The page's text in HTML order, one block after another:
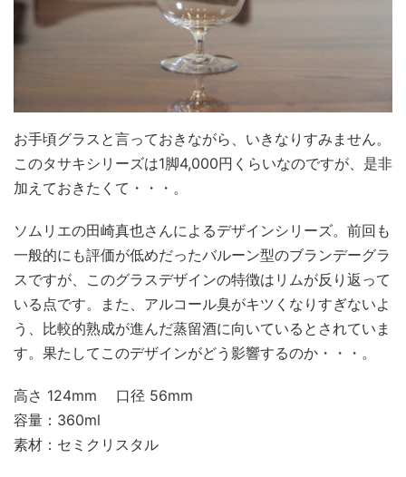
お手頃グラスと言っておきながら、いきなりすみません。
このタサキシリーズは1脚4,000円くらいなのですが、是非
加えておきたくて・・・。
ソムリエの田崎真也さんによるデザインシリーズ。前回も
一般的にも評価が低めだったバルーン型のブランデーグラ
スですが、このグラスデザインの特徴はリムが反り返って
いる点です。また、アルコール臭がキツくなりすぎないよ
う、比較的熟成が進んだ蒸留酒に向いているとされていま
す。果たしてこのデザインがどう影響するのか・・・。
高さ 124mm 口径 56mm
容量：360ml
素材：セミクリスタル